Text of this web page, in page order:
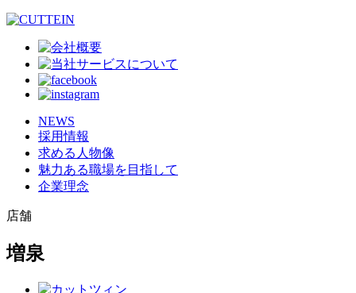
NEWS
採用情報
求める人物像
魅力ある職場を目指して
企業理念
店舗
増泉